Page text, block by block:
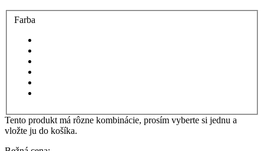
Farba
Tento produkt má rôzne kombinácie, prosím vyberte si jednu a
vložte ju do košíka.